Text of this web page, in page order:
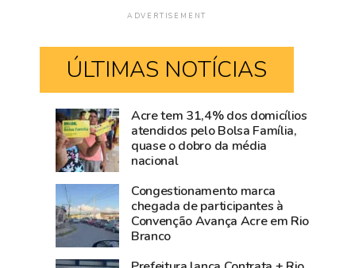
ADVERTISEMENT
ÚLTIMAS NOTÍCIAS
Rio
Branco
movimenta
R$
3,8
bilhões
lidera
Amazônia
cresce
acima
da
média
nacional
Norte
Acre tem 31,4% dos domicílios
atendidos pelo Bolsa Família,
quase o dobro da média
nacional
Congestionamento marca
chegada de participantes à
Convenção Avança Acre em Rio
Branco